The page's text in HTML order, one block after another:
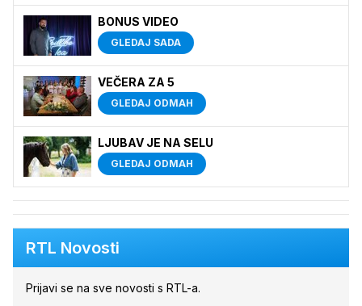
BONUS VIDEO
GLEDAJ SADA
VEČERA ZA 5
GLEDAJ ODMAH
LJUBAV JE NA SELU
GLEDAJ ODMAH
RTL Novosti
Prijavi se na sve novosti s RTL-a.